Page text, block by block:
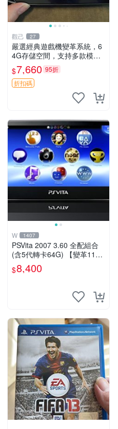
觀己 27
嚴選經典遊戲機變革系統，6
4G存儲空間，支持多款模擬
器享受懷舊樂趣 黑店版 PSV
游戲 模擬器
$7,660 95折
折扣碼
W 1407
PSVita 2007 3.60 全配組合
(含5代轉卡64G) 【變革11】
破解改好 + 水晶殼 + 硬殼包
$8,400